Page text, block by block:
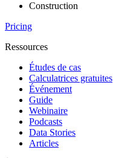
Construction
Pricing
Ressources
Études de cas
Calculatrices gratuites
Événement
Guide
Webinaire
Podcasts
Data Stories
Articles